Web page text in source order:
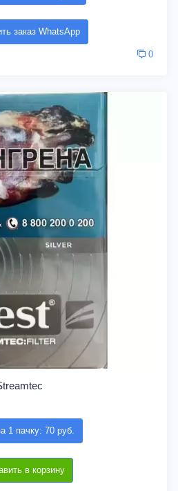
заказ WhatsApp
0
1 пачку: 70 руб.
в корзину